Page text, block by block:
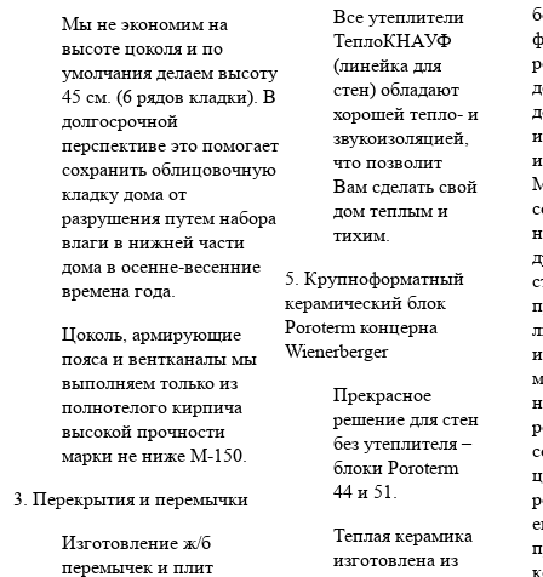
Мы не экономим на
высоте цоколя и по
умолчания делаем высоту
45 см. (6 рядов кладки). В
долгосрочной
перспективе это помогает
сохранить облицовочную
кладку дома от
разрушения путем набора
влаги в нижней части
дома в осенне-весенние
времена года.
Цоколь, армирующие
пояса и вентканалы мы
выполняем только из
полнотелого кирпича
высокой прочности
марки не ниже М-150.
3. Перекрытия и перемычки
Изготовление ж/б
перемычек и плит
Все утеплители
ТеплоКНАУФ
(линейка для
стен) обладают
хорошей тепло- и
звукоизоляцией,
что позволит
Вам сделать свой
дом теплым и
тихим.
5. Крупноформатный
керамический блок
Poroterm концерна
Wienerberger
Прекрасное
решение для стен
без утеплителя –
блоки Poroterm
44 и 51.
Теплая керамика
изготовлена из